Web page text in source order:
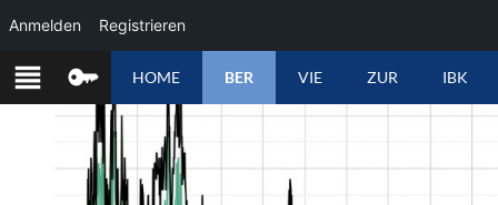
ZUM
INHALT
SPRINGEN
HOME BER VIE ZUR IBK
Anmelden Registrieren